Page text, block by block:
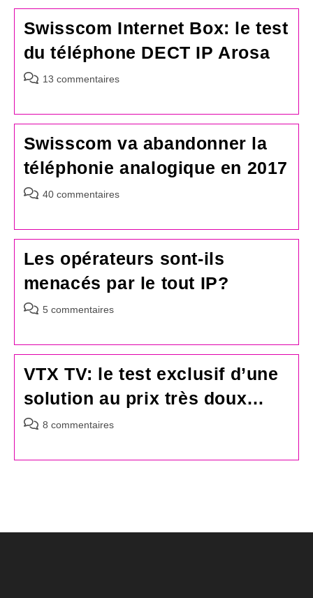
publication :
Swisscom Internet Box: le test
du téléphone DECT IP Arosa
Commentaires
publication :
13 commentaires
Swisscom va abandonner la
téléphonie analogique en 2017
Commentaires
publication :
40 commentaires
Les opérateurs sont-ils
menacés par le tout IP?
Commentaires
publication :
5 commentaires
VTX TV: le test exclusif d’une
solution au prix très doux…
Commentaires
8 commentaires